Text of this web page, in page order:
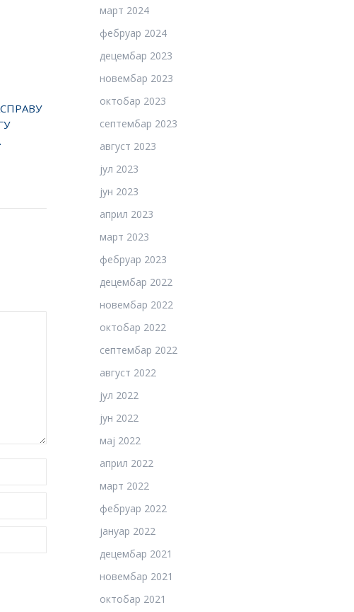
март 2024
фебруар 2024
децембар 2023
новембар 2023
октобар 2023
септембар 2023
август 2023
јул 2023
јун 2023
април 2023
март 2023
фебруар 2023
децембар 2022
новембар 2022
октобар 2022
септембар 2022
август 2022
јул 2022
јун 2022
мај 2022
април 2022
март 2022
фебруар 2022
јануар 2022
децембар 2021
новембар 2021
октобар 2021